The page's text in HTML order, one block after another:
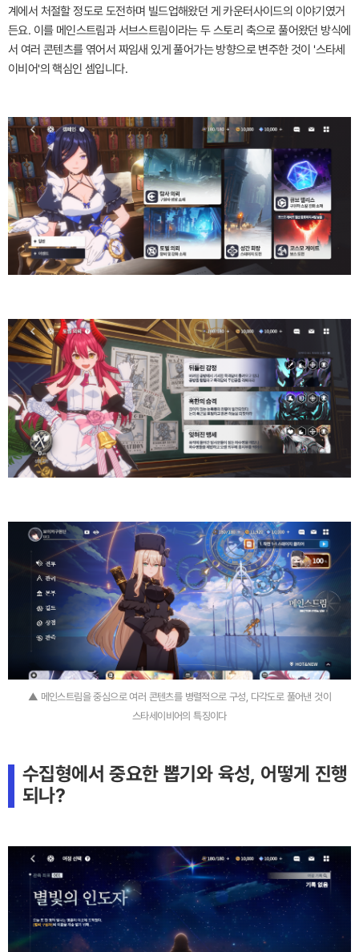
계에서 처절할 정도로 도전하며 빌드업해왔던 게 카운터사이드의 이야기였거
든요. 이를 메인스트림과 서브스트림이라는 두 스토리 축으로 풀어왔던 방식에
서 여러 콘텐츠를 엮어서 짜임새 있게 풀어가는 방향으로 변주한 것이 '스타세
이비어'의 핵심인 셈입니다.
▲ 메인스트림을 중심으로 여러 콘텐츠를 병렬적으로 구성, 다각도로 풀어낸 것이
스타세이비어의 특징이다
수집형에서 중요한 뽑기와 육성, 어떻게 진행
되나?